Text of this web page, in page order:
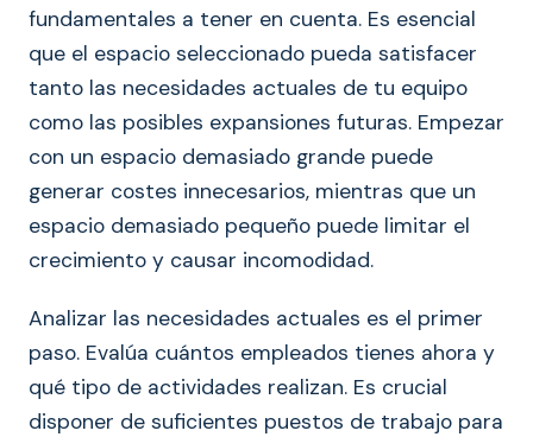
fundamentales a tener en cuenta. Es esencial
que el espacio seleccionado pueda satisfacer
tanto las necesidades actuales de tu equipo
como las posibles expansiones futuras. Empezar
con un espacio demasiado grande puede
generar costes innecesarios, mientras que un
espacio demasiado pequeño puede limitar el
crecimiento y causar incomodidad.
Analizar las necesidades actuales es el primer
paso. Evalúa cuántos empleados tienes ahora y
qué tipo de actividades realizan. Es crucial
disponer de suficientes puestos de trabajo para